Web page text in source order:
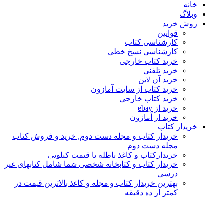
خانه
وبلاگ
روش خرید
قوانین
کارشناسی کتاب
کارشناسی نسخ خطی
خرید کتاب خارجی
خرید تلفنی
خرید آن لاین
خرید کتاب از سایت آمازون
خرید کتاب خارجی
خرید از ebay
خرید از آمازون
خریدار کتاب
خریدار کتاب و مجله دست دوم, خرید و فروش کتاب
مجله دست دوم
خریدارکتاب و کاغذ باطله با قیمت کیلویی
خریدار کتاب و کتابخانه شخصی شما شامل کتابهای غیر
درسی
بهترین خریدار کتاب و مجله و کاغذ بالاترین قیمت در
کمتر از ده دقیقه